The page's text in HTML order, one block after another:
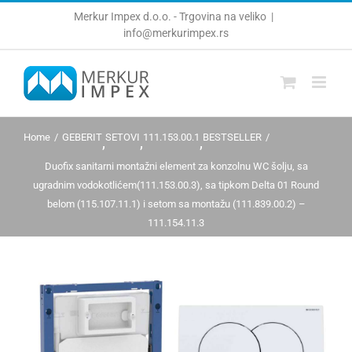
Merkur Impex d.o.o. - Trgovina na veliko |
info@merkurimpex.rs
Home GEBERIT,SETOVI,111.153.00.1 ,BESTSELLER
Duofix sanitarni montažni element za konzolnu WC šolju, sa
ugradnim vodokotlićem(111.153.00.3), sa tipkom Delta 01 Round
belom (115.107.11.1) i setom sa montažu (111.839.00.2) –
111.154.11.3